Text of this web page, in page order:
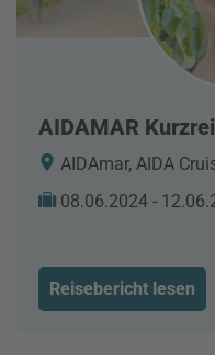
AIDAMAR
AIDAmar, AIDA
08.06.2024 -
Reisebericht lesen